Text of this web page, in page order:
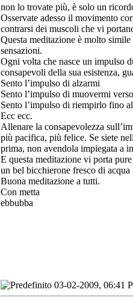
non lo trovate più, è solo un
Osservate adesso il movimento
contrarsi dei muscoli che vi
Questa meditazione è molto
sensazioni.
Ogni volta che nasce un impulso
consapevoli della sua esistenza,
Sento l’impulso di alzarmi
Sento l’impulso di muovermi
Sento l’impulso di riempirlo fino
Ecc ecc.
Allenare la consapevolezza
più pacifica, più felice. Se siete
prima, non avendola impiegata a
E questa meditazione vi porta
un bel bicchierone fresco di
Buona meditazione a tutti.
Con metta
ebbubba
03-02-2009, 06:41